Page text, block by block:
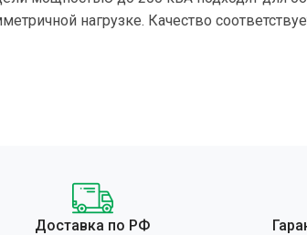
нагрузке. Качество
Доставка по РФ